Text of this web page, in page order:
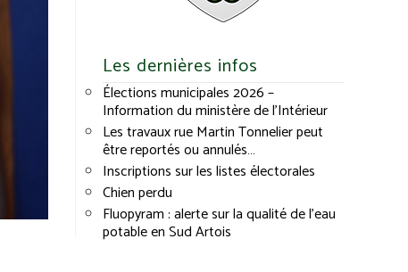
Les dernières infos
Élections municipales 2026 –
Information du ministère de l’Intérieur
Les travaux rue Martin Tonnelier peut
être reportés ou annulés…
Inscriptions sur les listes électorales
Chien perdu
Fluopyram : alerte sur la qualité de l’eau
potable en Sud Artois